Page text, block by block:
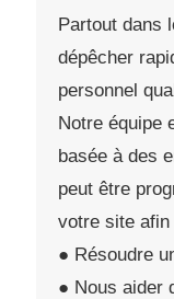
Partout dans
dépêcher
personnel
Notre équipe
basée à des
peut être
votre site
● Résoudre
● Nous aider